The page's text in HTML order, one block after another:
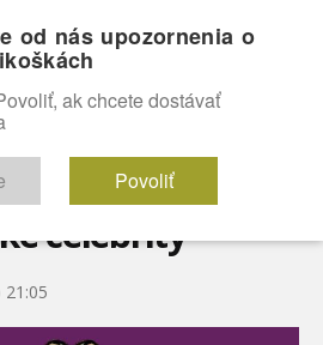
celebrity
21:05
od nás upozornenia o
ak chcete dostávať
Povoliť